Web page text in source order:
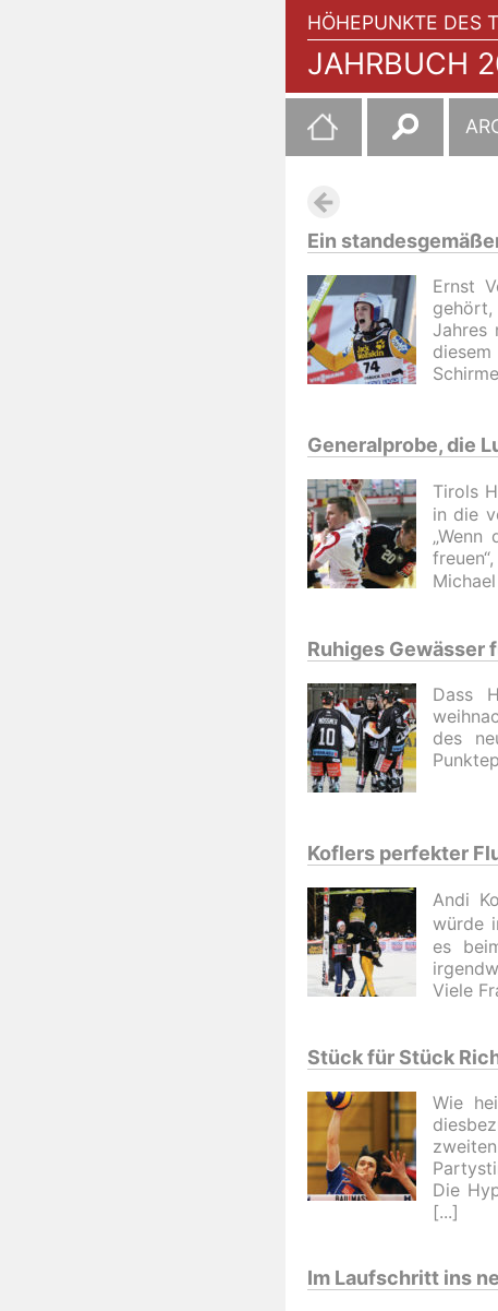
HÖHEPUNKTE DES
JAHRBUCH
Suchen
nach:
Ein
Ernst
Jahres
Generalprobe, die
Tirols
in die
Ruhiges Gewässer
Dass
des
Koflers perfekter
Andi
würde
es
Viele
Stück für Stück
Wie
Die
Im Laufschritt ins